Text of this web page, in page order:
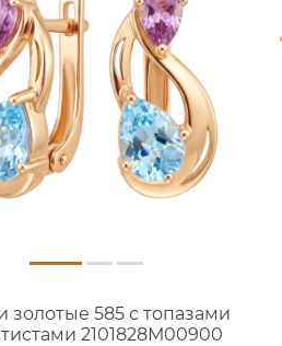
золотые 585 с топазами
2101828М00900